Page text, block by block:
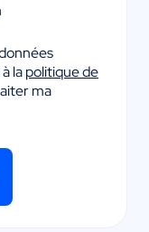
lapolitique de
ma